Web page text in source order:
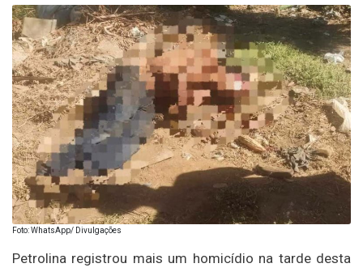
Foto: WhatsApp/ Divulgações
Petrolina registrou mais um homicídio na tarde desta